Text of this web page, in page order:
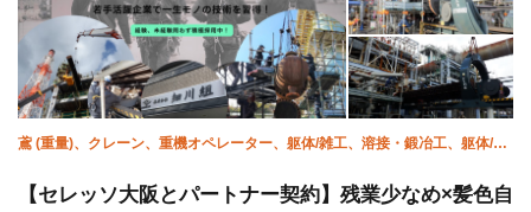
鳶 (重量)、クレーン、重機オペレーター、躯体/雑工、溶接・鍛冶工、躯体/鳶
【セレッソ大阪とパートナー契約】残業少なめ×髪色自